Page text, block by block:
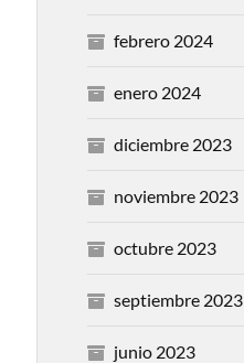
febrero 2024
enero 2024
diciembre 2023
noviembre 2023
octubre 2023
septiembre 2023
junio 2023